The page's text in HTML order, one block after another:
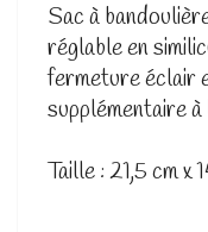
Sac à
réglable en
fermeture éclair
supplémentaire
Taille : 21,5 cm x